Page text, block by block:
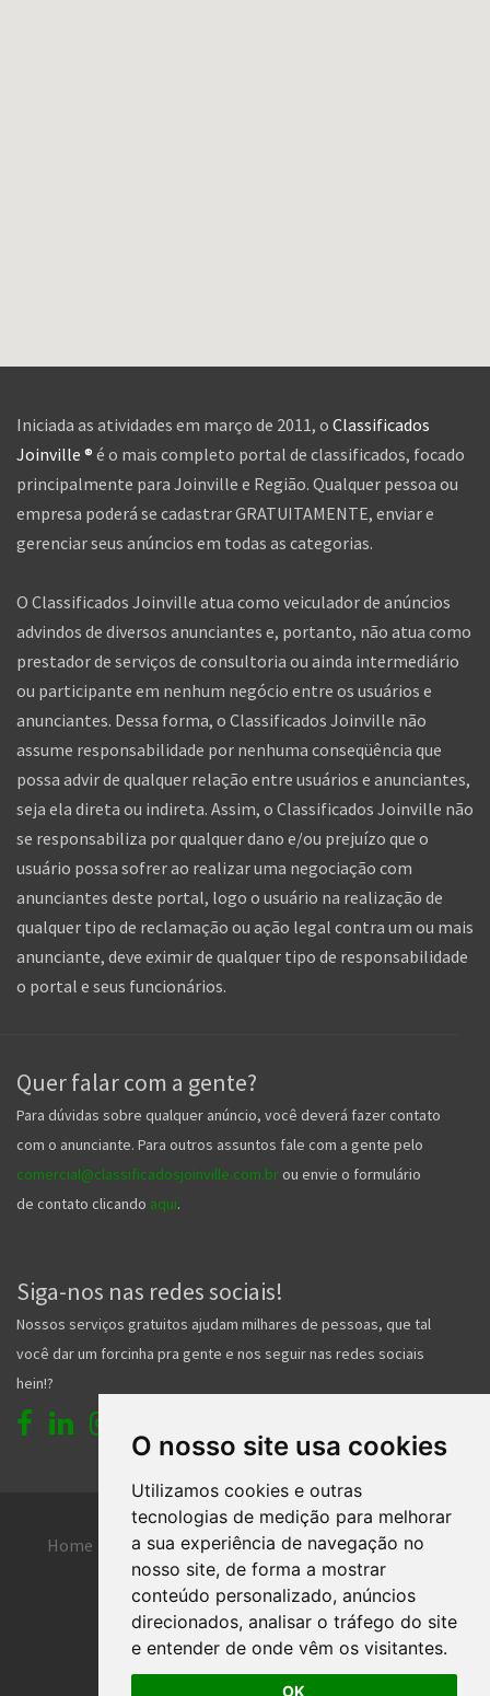
O nosso site usa cookies
Utilizamos cookies e outras
tecnologias de medição para melhorar
a sua experiência de navegação no
nosso site, de forma a mostrar
conteúdo personalizado, anúncios
direcionados, analisar o tráfego do site
e entender de onde vêm os visitantes.
OK
Iniciada as atividades em março de 2011, o Classificados
Joinville ® é o mais completo portal de classificados, focado
principalmente para Joinville e Região. Qualquer pessoa ou
empresa poderá se cadastrar GRATUITAMENTE, enviar e
gerenciar seus anúncios em todas as categorias.
O Classificados Joinville atua como veiculador de anúncios
advindos de diversos anunciantes e, portanto, não atua como
prestador de serviços de consultoria ou ainda intermediário
ou participante em nenhum negócio entre os usuários e
anunciantes. Dessa forma, o Classificados Joinville não
assume responsabilidade por nenhuma conseqüência que
possa advir de qualquer relação entre usuários e anunciantes,
seja ela direta ou indireta. Assim, o Classificados Joinville não
se responsabiliza por qualquer dano e/ou prejuízo que o
usuário possa sofrer ao realizar uma negociação com
anunciantes deste portal, logo o usuário na realização de
qualquer tipo de reclamação ou ação legal contra um ou mais
anunciante, deve eximir de qualquer tipo de responsabilidade
o portal e seus funcionários.
Quer falar com a gente?
Para dúvidas sobre qualquer anúncio, você deverá fazer contato
com o anunciante. Para outros assuntos fale com a gente pelo
comercial@classificadosjoinville.com.br ou envie o formulário
de contato clicando aqui.
Siga-nos nas redes sociais!
Nossos serviços gratuitos ajudam milhares de pessoas, que tal
você dar um forcinha pra gente e nos seguir nas redes sociais
hein!?
Home Entrar Faça seu cadastro
Contato Central de ajuda
Termos de uso Inserir anúncio grátis